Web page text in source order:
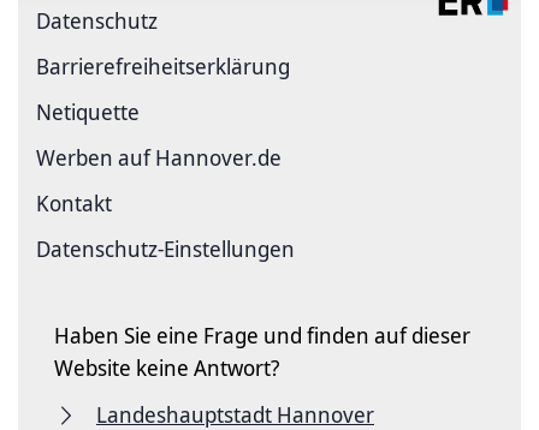
Datenschutz
Barriere­freiheits­erklärung
Netiquette
Werben auf Hannover.de
Kontakt
Datenschutz-Einstellungen
Haben Sie eine Frage und finden auf dieser
Website keine Antwort?
Landeshauptstadt Hannover